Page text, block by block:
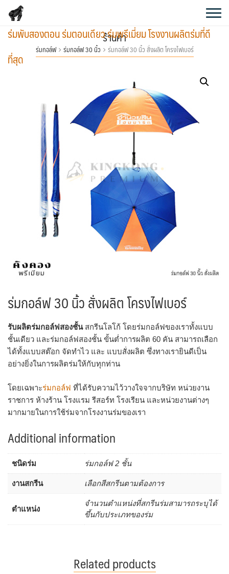
content
ร่มพับสองตอน ร่มตอนเดียว ร่มพรีเมี่ยม โรงงานผลิตร่มที่ดี
ที่สุด
ร้านค้า
ร่มกอล์ฟ ร่มกอล์ฟ 30 นิ้ว ร่มกอล์ฟ 30 นิ้ว สั่งผลิต โครงไฟเบอร์
ร่มกอล์ฟ 30 นิ้ว สั่งผลิต โครงไฟเบอร์
รับผลิตร่มกอล์ฟสองชั้นสกรีนโลโก้ โดยร่มกอล์ฟของเราทั้งแบบ
ชั้นเดียว และร่มกอล์ฟสองชั้น ขั้นต่ำการผลิต 60 คัน สามารถเลือก
ได้ทั้งแบบสต๊อก จัดทำไว และ แบบสั่งผลิต ซึ่งทางเรายินดีเป็น
อย่างยิ่งในการผลิตร่มให้กับทุกท่าน
โดยเฉพาะร่มกอล์ฟ ที่ได้รับความไว้วางใจจากบริษัท หน่วยงาน
ราชการ ห้างร้าน โรงแรม รีสอร์ท โรงเรียน และหน่วยงานต่างๆ
มากมายในการใช้ร่มจากโรงงานร่มของเรา
Additional information
ชนิดร่ม ร่มกอล์ฟ 2 ชั้น
งานสกรีน เลือกสีสกรีนตามต้องการ
ตำแหน่ง
จำนวนตำแหน่งที่สกรีนร่มสามารถระบุได้
ขึ้นกับประเภทของร่ม
Related products